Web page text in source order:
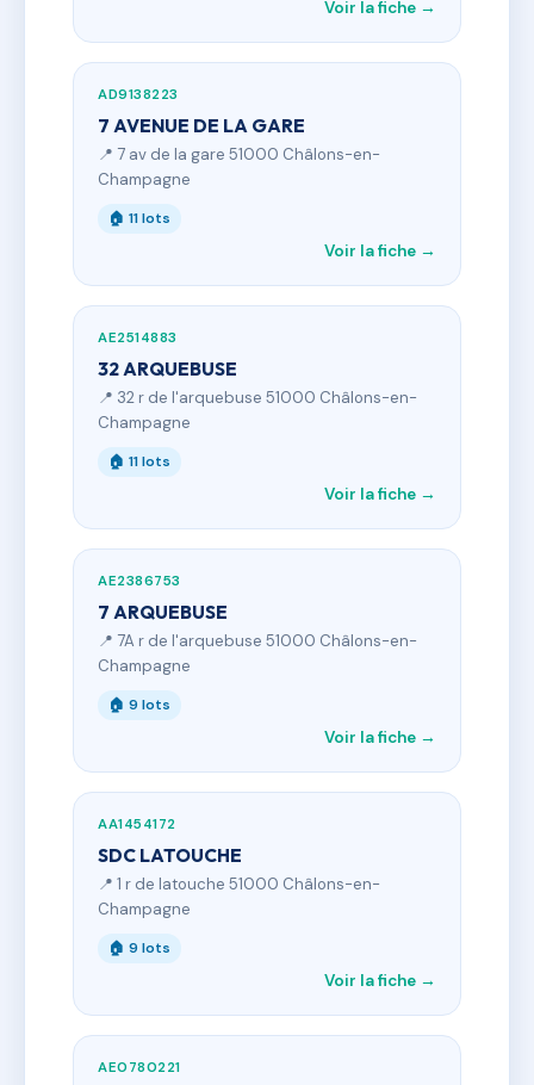
Voir la fiche →
AD9138223
7 AVENUE DE LA GARE
📍 7 av de la gare 51000 Châlons-en-
Champagne
🏠 11 lots
Voir la fiche →
AE2514883
32 ARQUEBUSE
📍 32 r de l'arquebuse 51000 Châlons-en-
Champagne
🏠 11 lots
Voir la fiche →
AE2386753
7 ARQUEBUSE
📍 7A r de l'arquebuse 51000 Châlons-en-
Champagne
🏠 9 lots
Voir la fiche →
AA1454172
SDC LATOUCHE
📍 1 r de latouche 51000 Châlons-en-
Champagne
🏠 9 lots
Voir la fiche →
AE0780221